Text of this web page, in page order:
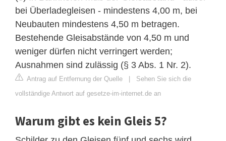
bei Überladegleisen - mindestens 4,00 m, bei
Neubauten mindestens 4,50 m betragen.
Bestehende Gleisabstände von 4,50 m und
weniger dürfen nicht verringert werden;
Ausnahmen sind zulässig (§ 3 Abs. 1 Nr. 2).
Antrag auf Entfernung der Quelle | Sehen Sie sich die
vollständige Antwort auf gesetze-im-internet.de an
Warum gibt es kein Gleis 5?